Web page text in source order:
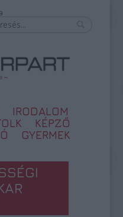
IRODALOM
KÉPZŐ
GYERMEK